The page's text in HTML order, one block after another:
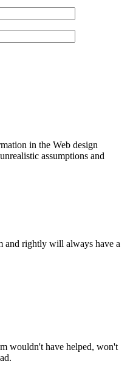
in the Web design
assumptions and
and rightly will always have a
wouldn't have helped, won't